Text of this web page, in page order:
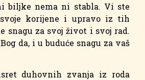
biljke nema ni stabla. Vi ste
korijene i upravo iz tih
snagu za svoj život i svoj rad.
da, i u buduće snagu za vaš
duhovnih zvanja iz roda